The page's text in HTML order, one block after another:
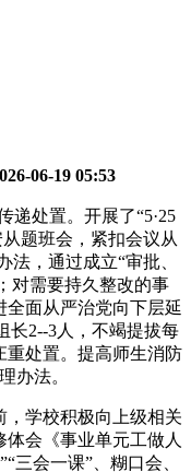
06-19 05:53
处置。开展了“5·25
题班会，紧扣会议从
，通过成立“审批、
对需要持久整改的事
面从严治党向下层延
长2--3人，不竭提拔每
重处置。提高师生消防
办法。
学校积极向上级相关
会《事业单元工做人
三会一课”、糊口会、